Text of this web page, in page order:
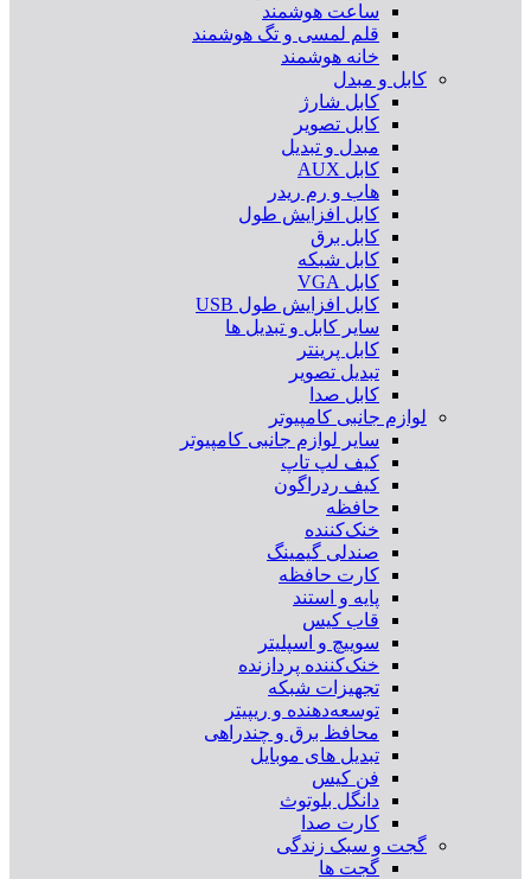
ساعت هوشمند
قلم لمسی و تگ هوشمند
خانه هوشمند
کابل و مبدل
کابل شارژ
کابل تصویر
مبدل و تبدیل
کابل AUX
هاب و رم ریدر
کابل افزایش طول
کابل برق
کابل شبکه
کابل VGA
کابل افزایش طول USB
سایر کابل و تبدیل ها
کابل پرینتر
تبدیل تصویر
کابل صدا
لوازم جانبی کامپیوتر
سایر لوازم جانبی کامپیوتر
کیف لپ تاپ
کیف ردراگون
حافظه
خنک‌کننده
صندلی گیمینگ
کارت حافظه
پایه و استند
قاب کیس
سوییچ و اسپلیتر
خنک‌کننده پردازنده
تجهیزات شبکه
توسعه‌دهنده و ریپیتر
محافظ برق و چندراهی
تبدیل های موبایل
فن کیس
دانگل بلوتوث
کارت صدا
گجت و سبک زندگی
گجت ها